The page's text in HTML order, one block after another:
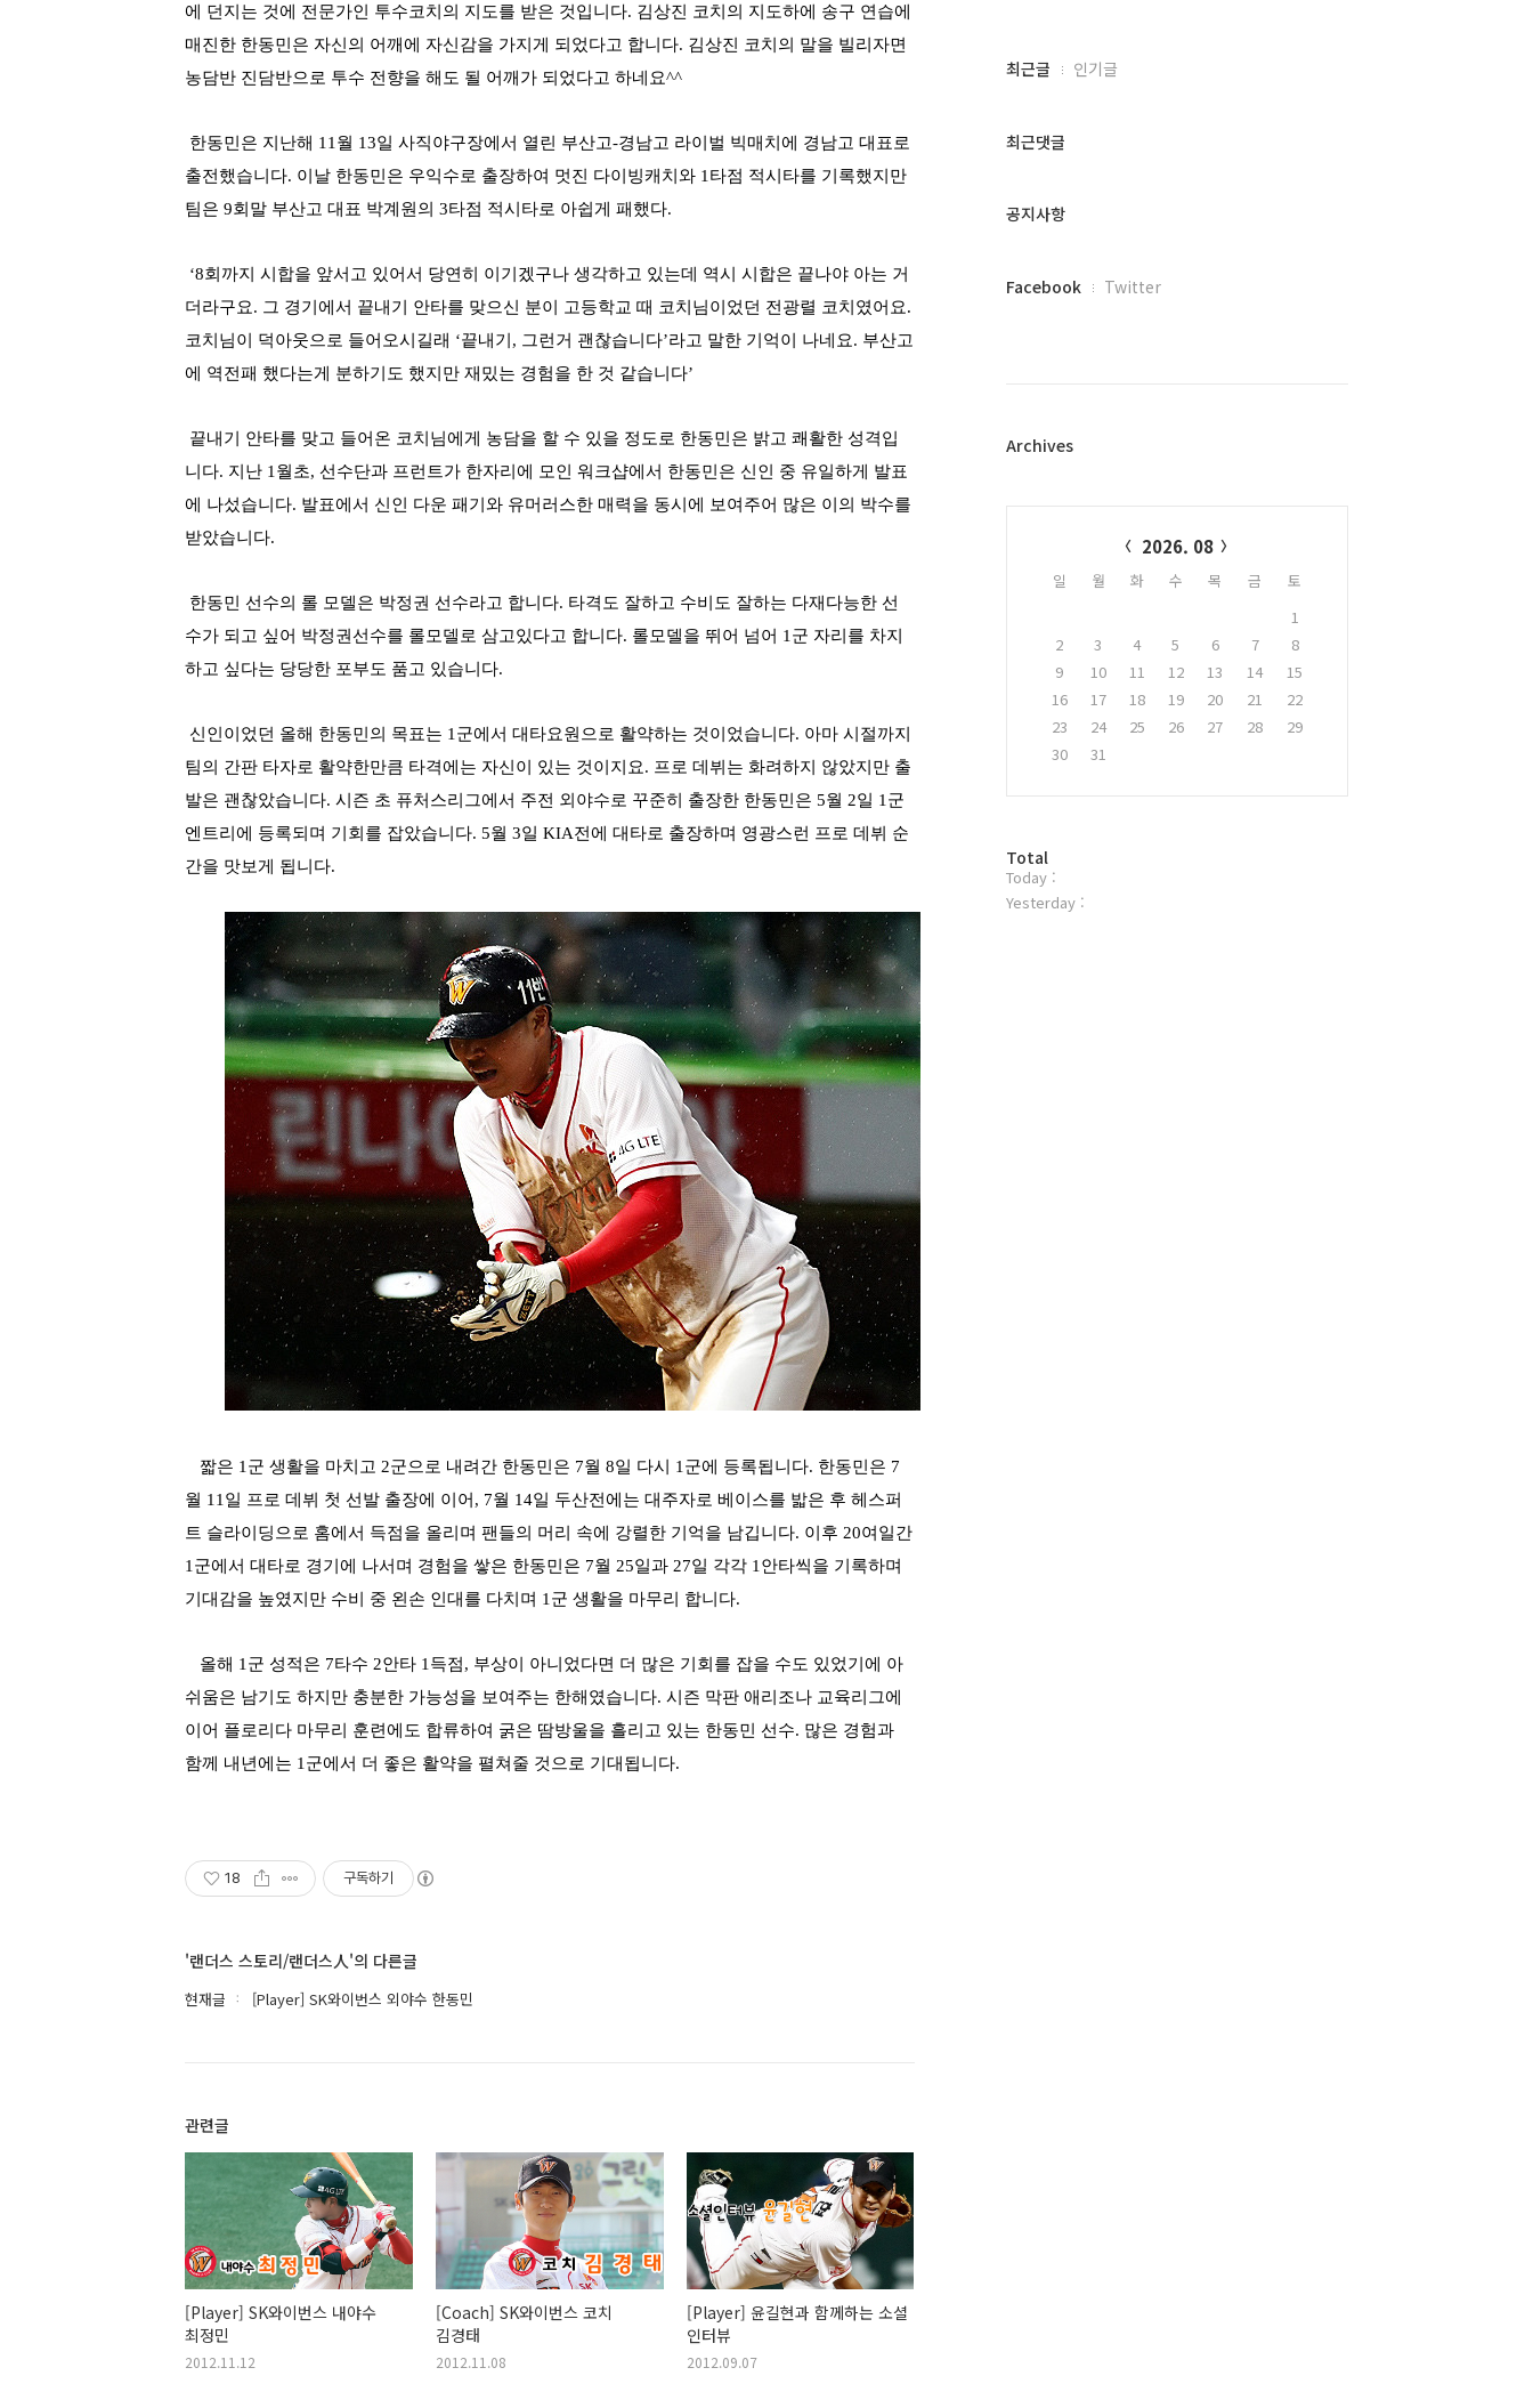
에 던지는 것에 전문가인 투수코치의 지도를 받은 것입니다. 김상진 코치의 지도하에 송구 연습에
매진한 한동민은 자신의 어깨에 자신감을 가지게 되었다고 합니다. 김상진 코치의 말을 빌리자면
농담반 진담반으로 투수 전향을 해도 될 어깨가 되었다고 하네요^^
한동민은 지난해 11 월 13일 사직야구장에서 열린 부산고-경남고 라이벌 빅매치에 경남고 대표로
출전했습니다. 이날 한동민은 우익수로 출장하여 멋진 다이빙캐치와 1 타점 적시타를 기록했지만
팀은 9회말 부산고 대표 박계원의 3타점 적시타로 아쉽게 패했다.
‘8회까지 시합을 앞서고 있어서 당연히 이기겠구나 생각하고 있는데 역시 시합은 끝나야 아는 거
더라구요. 그 경기에서 끝내기 안타를 맞으신 분이 고등학교 때 코치님이었던 전광렬 코치였어요.
코치님이 덕아웃으로 들어오시길래 ‘끝내기 , 그런거 괜찮습니다’라고 말한 기억이 나네요. 부산고
에 역전패 했다는게 분하기도 했지만 재밌는 경험을 한 것 같습니다’
끝내기 안타를 맞고 들어온 코치님에게 농담을 할 수 있을 정도로 한동민은 밝고 쾌활한 성격입
니다. 지난 1월초, 선수단과 프런트가 한자리에 모인 워크샵에서 한동민은 신인 중 유일하게 발표
에 나섰습니다. 발표에서 신인 다운 패기와 유머러스한 매력을 동시에 보여주어 많은 이의 박수를
받았습니다.
한동민 선수의 롤 모델은 박정권 선수라고 합니다. 타격도 잘하고 수비도 잘하는 다재다능한 선
수가 되고 싶어 박정권선수를 롤모델로 삼고있다고 합니다. 롤모델을 뛰어 넘어 1군 자리를 차지
하고 싶다는 당당한 포부도 품고 있습니다.
신인이었던 올해 한동민의 목표는 1군에서 대타요원으로 활약하는 것이었습니다. 아마 시절까지
팀의 간판 타자로 활약한만큼 타격에는 자신이 있는 것이지요. 프로 데뷔는 화려하지 않았지만 출
발은 괜찮았습니다. 시즌 초 퓨처스리그에서 주전 외야수로 꾸준히 출장한 한동민은 5월 2일 1군
엔트리에 등록되며 기회를 잡았습니다. 5월 3일 KIA전에 대타로 출장하며 영광스런 프로 데뷔 순
간을 맛보게 됩니다.
짧은 1군 생활을 마치고 2군으로 내려간 한동민은 7월 8일 다시 1군에 등록됩니다. 한동민은 7
월 11일 프로 데뷔 첫 선발 출장에 이어, 7월 14일 두산전에는 대주자로 베이스를 밟은 후 헤스퍼
트 슬라이딩으로 홈에서 득점을 올리며 팬들의 머리 속에 강렬한 기억을 남깁니다. 이후 20여일간
1군에서 대타로 경기에 나서며 경험을 쌓은 한동민은 7월 25일과 27일 각각 1안타씩을 기록하며
기대감을 높였지만 수비 중 왼손 인대를 다치며 1군 생활을 마무리 합니다.
올해 1군 성적은 7타수 2안타 1득점, 부상이 아니었다면 더 많은 기회를 잡을 수도 있었기에 아
쉬움은 남기도 하지만 충분한 가능성을 보여주는 한해였습니다. 시즌 막판 애리조나 교육리그에
이어 플로리다 마무리 훈련에도 합류하여 굵은 땀방울을 흘리고 있는 한동민 선수. 많은 경험과
함께 내년에는 1군에서 더 좋은 활약을 펼쳐줄 것으로 기대됩니다.
18 구독하기
'랜더스 스토리/랜더스人'의 다른글
현재글 [Player] SK와이번스 외야수 한동민
관련글
[Player] SK와이번스 내야수
최정민
2012.11.12
[Coach] SK와이번스 코치
김경태
2012.11.08
[Player] 윤길현과 함께하는 소셜
인터뷰
2012.09.07
최
과
글
최근글 인기글
최근댓글
공지사항
페
플
Facebook Twitter
Archives
2026. 08
일 월 화 수 목 금
토
1
2
3 4 5 6 7
8
9
10 11 12 13 14
15
16
17 18 19 20 21
22
23
24 25 26 27 28
29
30
31
방
문
자
Total
Today :
Yesterday :